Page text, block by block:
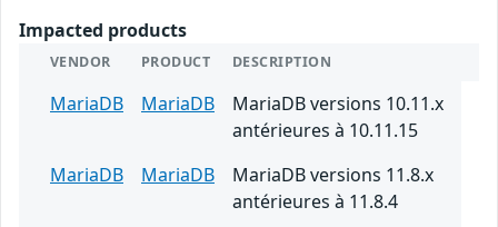
Impacted products
VENDOR PRODUCT DESCRIPTION
MariaDB MariaDB
MariaDB versions 10.11.x
antérieures à 10.11.15
MariaDB
MariaDB
MariaDB versions 11.8.x
antérieures à 11.8.4